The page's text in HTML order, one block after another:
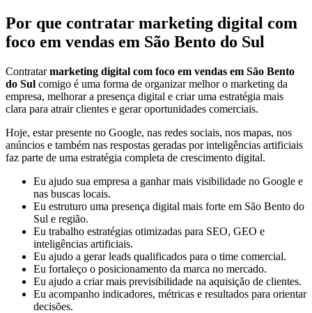
Por que contratar marketing digital com
foco em vendas em São Bento do Sul
Contratarmarketing digital com foco em vendas em São Bento
do Sul comigo é uma forma de organizar melhor o marketing da
empresa, melhorar a presença digital e criar uma estratégia mais
clara para atrair clientes e gerar oportunidades comerciais.
Hoje, estar presente no Google, nas redes sociais, nos mapas, nos
anúncios e também nas respostas geradas por inteligências artificiais
faz parte de uma estratégia completa de crescimento digital.
Eu ajudo sua empresa a ganhar mais visibilidade no Google e
nas buscas locais.
Eu estruturo uma presença digital mais forte em São Bento do
Sul e região.
Eu trabalho estratégias otimizadas para SEO, GEO e
inteligências artificiais.
Eu ajudo a gerar leads qualificados para o time comercial.
Eu fortaleço o posicionamento da marca no mercado.
Eu ajudo a criar mais previsibilidade na aquisição de clientes.
Eu acompanho indicadores, métricas e resultados para orientar
decisões.